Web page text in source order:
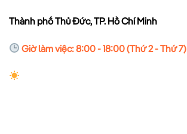
Thành phố Thủ Đức, TP. Hồ Chí Minh
Giờ làm việc: 8:00 - 18:00 (Thứ 2 - Thứ 7)